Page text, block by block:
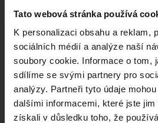
Tato webová stránka používá
K personalizaci obsahu a reklam,
sociálních médií a analýze naší
soubory cookie. Informace o tom,
sdílíme se svými partnery pro
analýzy. Partneři tyto údaje
dalšími informacemi, které jste
získali v důsledku toho, že
Nové
každý
Portál DAFilms.cz je výsledkem tvůrčí
festivalů dokumentárního filmu sdružených
podporovat kvalitní
Členové Doc